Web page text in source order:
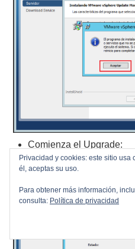
Comienza el Upgrade:
Privacidad y cookies: este sitio
él, aceptas su uso.
Para obtener más información,
consulta: Política de privacidad